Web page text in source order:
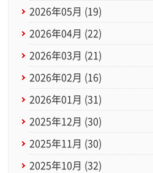
2026年05月 (19)
2026年04月 (22)
2026年03月 (21)
2026年02月 (16)
2026年01月 (31)
2025年12月 (30)
2025年11月 (30)
2025年10月 (32)